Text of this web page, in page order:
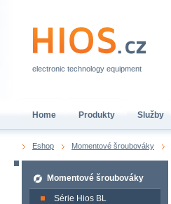
Eshop Momentové šroubováky
Momentové šroubováky
Série Hios BL
electronic technology equipment
Home Produkty Služby